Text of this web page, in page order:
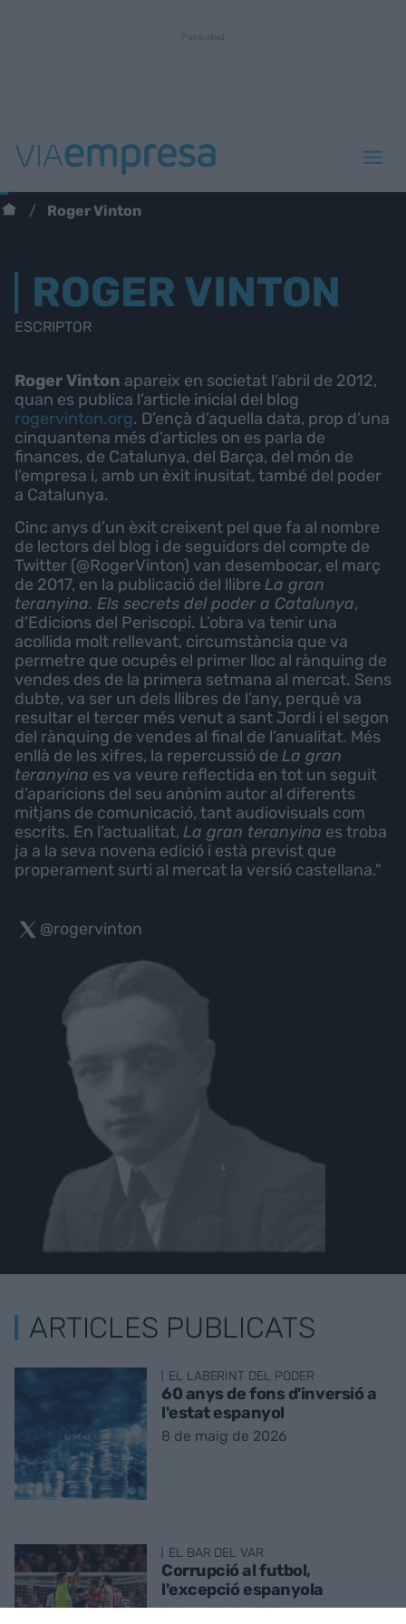
Roger Vinton
ROGER VINTON
ESCRIPTOR
Roger Vinton apareix en societat l’abril de 2012,
quan es publica l’article inicial del blog
rogervinton.org. D’ençà d’aquella data, prop d’una
cinquantena més d’articles on es parla de
finances, de Catalunya, del Barça, del món de
l’empresa i, amb un èxit inusitat, també del poder
a Catalunya.
Cinc anys d’un èxit creixent pel que fa al nombre
de lectors del blog i de seguidors del compte de
Twitter (@RogerVinton) van desembocar, el març
de 2017, en la publicació del llibre La gran
teranyina. Els secrets del poder a Catalunya,
d’Edicions del Periscopi. L’obra va tenir una
acollida molt rellevant, circumstància que va
permetre que ocupés el primer lloc al rànquing de
vendes des de la primera setmana al mercat. Sens
dubte, va ser un dels llibres de l’any, perquè va
resultar el tercer més venut a sant Jordi i el segon
del rànquing de vendes al final de l’anualitat. Més
enllà de les xifres, la repercussió de La gran
teranyina es va veure reflectida en tot un seguit
d’aparicions del seu anònim autor al diferents
mitjans de comunicació, tant audiovisuals com
escrits. En l’actualitat, La gran teranyina es troba
ja a la seva novena edició i està previst que
properament surti al mercat la versió castellana."
@rogervinton
ARTICLES PUBLICATS
EL LABERINT DEL PODER
60 anys de fons d'inversió a
l'estat espanyol
8 de maig de 2026
EL BAR DEL VAR
Corrupció al futbol,
l'excepció espanyola
2 de maig de 2026